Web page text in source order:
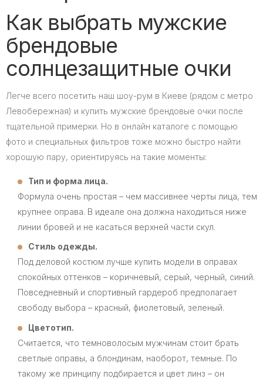
Как выбрать мужские
брендовые
солнцезащитные очки
Легче всего посетить наш шоу-рум в Киеве (рядом с метро
Левобережная) и купить мужские брендовые очки после
тщательной примерки. Но в онлайн каталоге с помощью
фото и специальных фильтров тоже можно быстро найти
хорошую пару, ориентируясь на такие моменты:
Тип и форма лица.
Формула очень простая – чем массивнее черты лица, тем
крупнее оправа. В идеале она должна находиться ниже
линии бровей и не касаться верхней части скул.
Стиль одежды.
Под деловой костюм лучше купить модели в оправах
спокойных оттенков – коричневый, серый, черный, синий.
Повседневный и спортивный гардероб предполагает
свободу выбора – красный, фиолетовый, зеленый.
Цветотип.
Считается, что темноволосым мужчинам стоит брать
светлые оправы, а блондинам, наоборот, темные. По
такому же принципу подбирается и цвет линз – он